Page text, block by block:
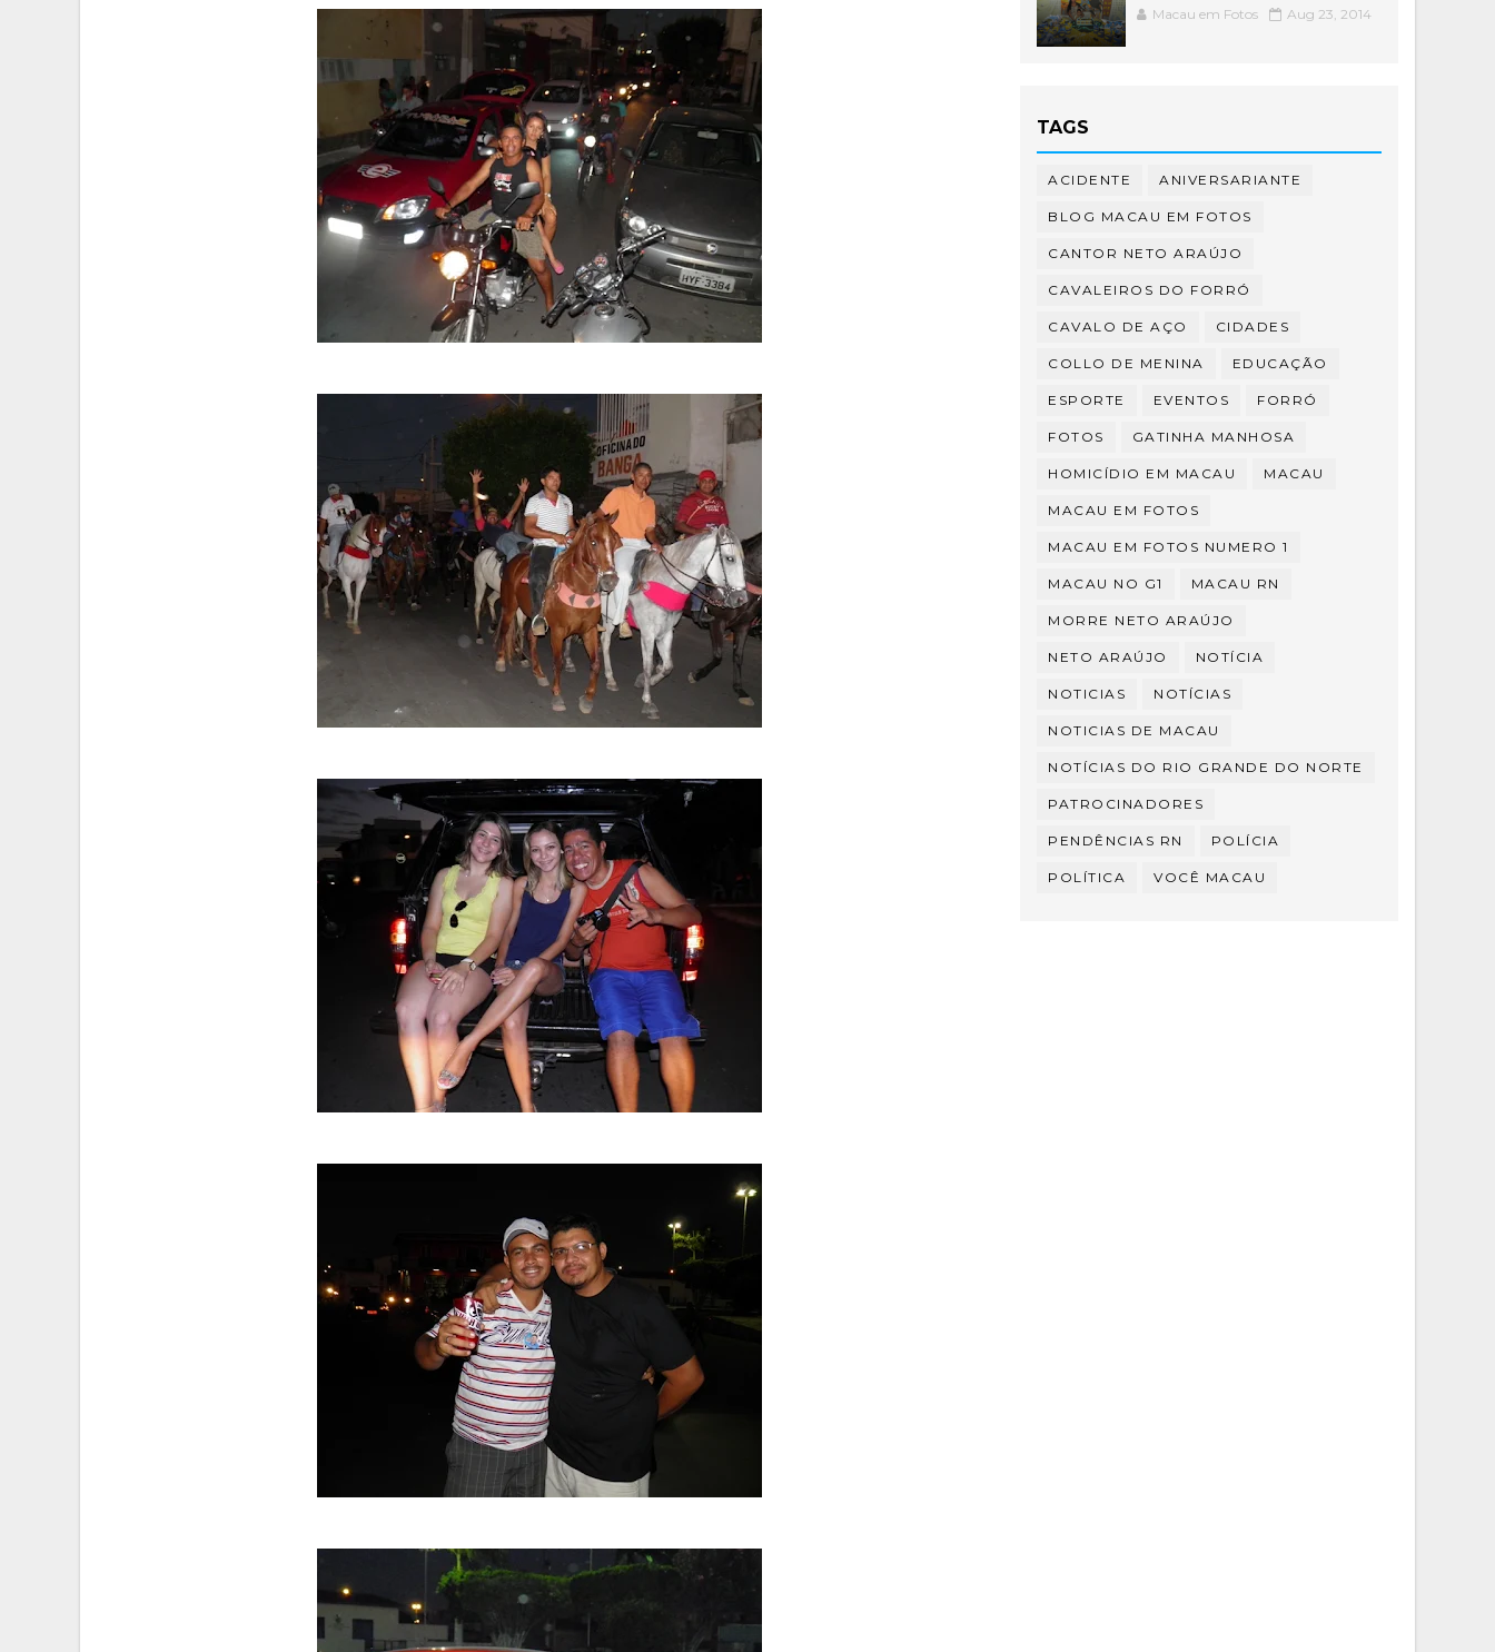
Macau em Fotos Aug 23, 2014
TAGS
ACIDENTE ANIVERSARIANTE
BLOG MACAU EM FOTOS
CANTOR NETO ARAÚJO
CAVALEIROS DO FORRÓ
CAVALO DE AÇO CIDADES
COLLO DE MENINA EDUCAÇÃO
ESPORTE EVENTOS FORRÓ
FOTOS GATINHA MANHOSA
HOMICÍDIO EM MACAU MACAU
MACAU EM FOTOS
MACAU EM FOTOS NUMERO 1
MACAU NO G1 MACAU RN
MORRE NETO ARAÚJO
NETO ARAÚJO NOTÍCIA
NOTICIAS NOTÍCIAS
NOTICIAS DE MACAU
NOTÍCIAS DO RIO GRANDE DO NORTE
PATROCINADORES
PENDÊNCIAS RN POLÍCIA
POLÍTICA VOCÊ MACAU